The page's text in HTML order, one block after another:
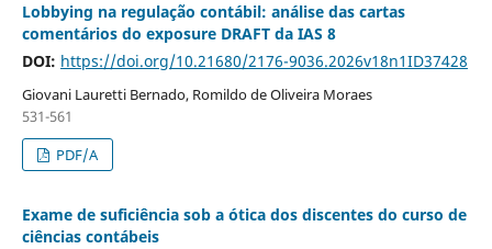
Lobbying na regulação contábil: análise das cartas
comentários do exposure DRAFT da IAS 8
DOI: https://doi.org/10.21680/2176-9036.2026v18n1ID37428
Giovani Lauretti Bernado, Romildo de Oliveira Moraes
531-561
PDF/A
Exame de suficiência sob a ótica dos discentes do curso de
ciências contábeis